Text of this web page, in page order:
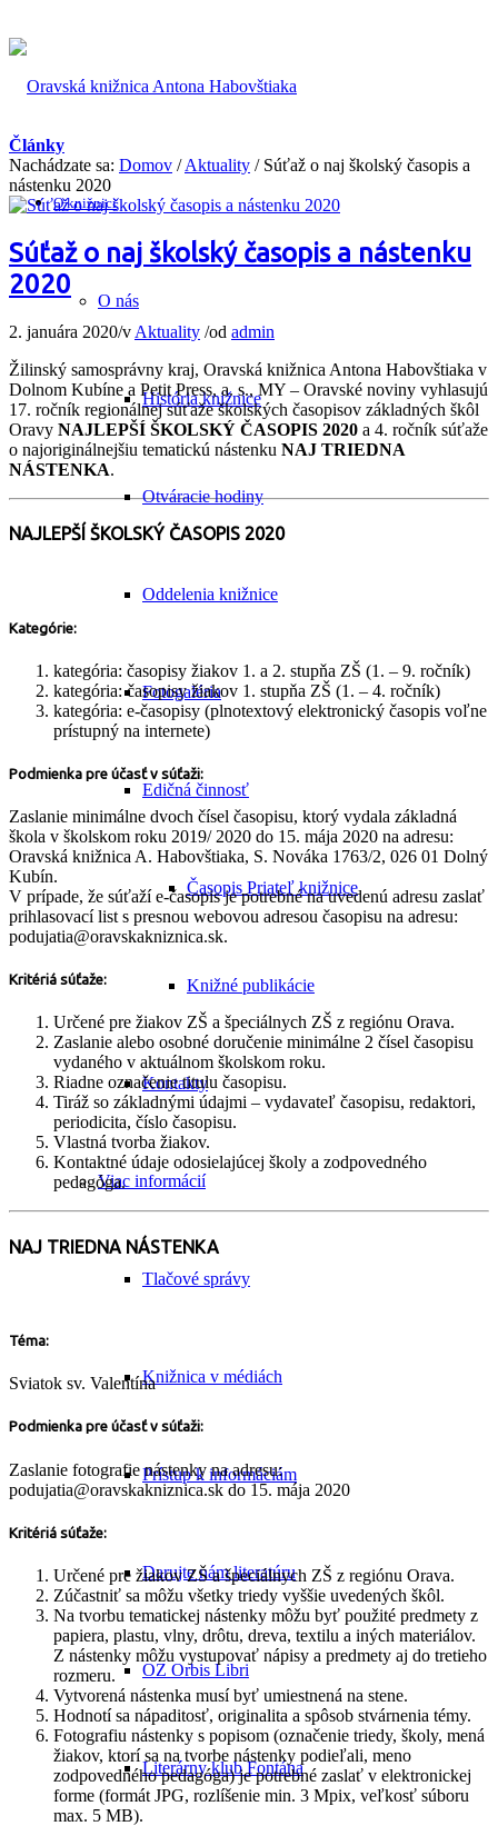
O knižnici
O nás
História knižnice
Otváracie hodiny
Oddelenia knižnice
Fotogaléria
Edičná činnosť
Časopis Priateľ knižnice
Knižné publikácie
Kontakty
Viac informácií
Tlačové správy
Knižnica v médiách
Prístup k informáciám
Darujte nám literatúru
OZ Orbis Libri
Literárny klub Fontána
Články
Nachádzate sa: Domov / Aktuality / Súťaž o naj školský časopis a
nástenku 2020
Súťaž o naj školský časopis a nástenku
2020
2. januára 2020/v Aktuality /od admin
Žilinský samosprávny kraj, Oravská knižnica Antona Habovštiaka v
Dolnom Kubíne a Petit Press, a. s., MY – Oravské noviny vyhlasujú
17. ročník regionálnej súťaže školských časopisov základných škôl
Oravy NAJLEPŠÍ ŠKOLSKÝ ČASOPIS 2020 a 4. ročník súťaže
o najoriginálnejšiu tematickú nástenku NAJ TRIEDNA
NÁSTENKA.
NAJLEPŠÍ ŠKOLSKÝ ČASOPIS 2020
Kategórie:
kategória: časopisy žiakov 1. a 2. stupňa ZŠ (1. – 9. ročník)
kategória: časopisy žiakov 1. stupňa ZŠ (1. – 4. ročník)
kategória: e-časopisy (plnotextový elektronický časopis voľne
prístupný na internete)
Podmienka pre účasť v súťaži:
Zaslanie minimálne dvoch čísel časopisu, ktorý vydala základná
škola v školskom roku 2019/ 2020 do 15. mája 2020 na adresu:
Oravská knižnica A. Habovštiaka, S. Nováka 1763/2, 026 01 Dolný
Kubín.
V prípade, že súťaží e-časopis je potrebné na uvedenú adresu zaslať
prihlasovací list s presnou webovou adresou časopisu na adresu:
podujatia@oravskakniznica.sk.
Kritériá súťaže:
Určené pre žiakov ZŠ a špeciálnych ZŠ z regiónu Orava.
Zaslanie alebo osobné doručenie minimálne 2 čísel časopisu
vydaného v aktuálnom školskom roku.
Riadne označenie titulu časopisu.
Tiráž so základnými údajmi – vydavateľ časopisu, redaktori,
periodicita, číslo časopisu.
Vlastná tvorba žiakov.
Kontaktné údaje odosielajúcej školy a zodpovedného
pedagóga.
NAJ TRIEDNA NÁSTENKA
Téma:
Sviatok sv. Valentína
Podmienka pre účasť v súťaži:
Zaslanie fotografie nástenky na adresu:
podujatia@oravskakniznica.sk do 15. mája 2020
Kritériá súťaže:
Určené pre žiakov ZŠ a špeciálnych ZŠ z regiónu Orava.
Zúčastniť sa môžu všetky triedy vyššie uvedených škôl.
Na tvorbu tematickej nástenky môžu byť použité predmety z
papiera, plastu, vlny, drôtu, dreva, textilu a iných materiálov.
Z nástenky môžu vystupovať nápisy a predmety aj do tretieho
rozmeru.
Vytvorená nástenka musí byť umiestnená na stene.
Hodnotí sa nápaditosť, originalita a spôsob stvárnenia témy.
Fotografiu nástenky s popisom (označenie triedy, školy, mená
žiakov, ktorí sa na tvorbe nástenky podieľali, meno
zodpovedného pedagóga) je potrebné zaslať v elektronickej
forme (formát JPG, rozlíšenie min. 3 Mpix, veľkosť súboru
max. 5 MB).